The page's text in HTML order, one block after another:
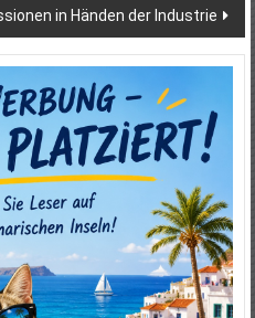
in Händen der Industrie